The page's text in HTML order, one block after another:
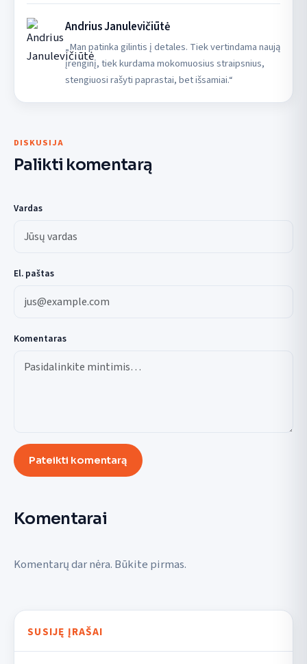
Andrius Janulevičiūtė
„Man patinka gilintis į detales. Tiek vertindama naują
įrenginį, tiek kurdama mokomuosius straipsnius,
stengiuosi rašyti paprastai, bet išsamiai.“
DISKUSIJA
Palikti komentarą
Vardas
El. paštas
Komentaras
Pateikti komentarą
Komentarai
Komentarų dar nėra. Būkite pirmas.
SUSIJĘ ĮRAŠAI